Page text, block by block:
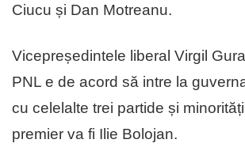
Ciucu și Dan Motreanu.
Vicepreședintele liberal Virgil
PNL e de acord să intre la
cu celelalte trei partide și
premier va fi Ilie Bolojan.